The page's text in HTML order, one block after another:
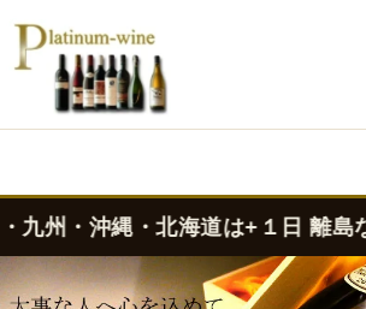
沖縄・北海道は+１日 離島などは